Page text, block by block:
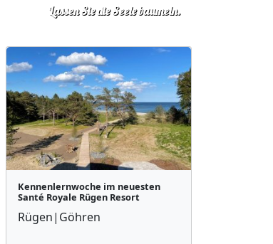
Lassen Sie die Seele baumeln.
Kennenlernwoche im neuesten
Santé Royale Rügen Resort
Rügen|Göhren